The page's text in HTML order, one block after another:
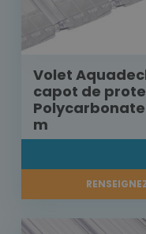
Volet
capot de
m